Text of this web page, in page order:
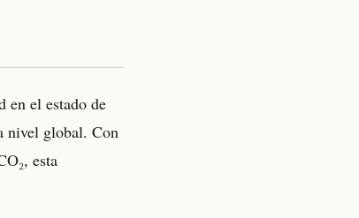
en el estado de
nivel global. Con
esta